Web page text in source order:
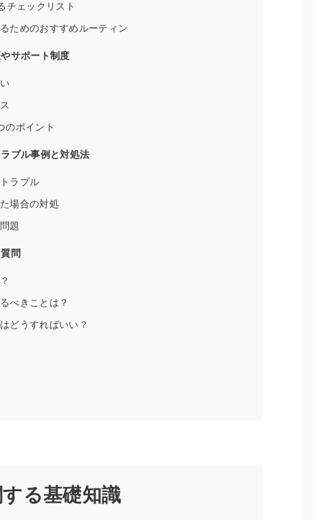
チェックリスト
ためのおすすめルーティン
サポート制度
のポイント
ブル事例と対処法
ラブル
場合の対処
題
問
べきことは？
どうすればいい？
る基礎知識